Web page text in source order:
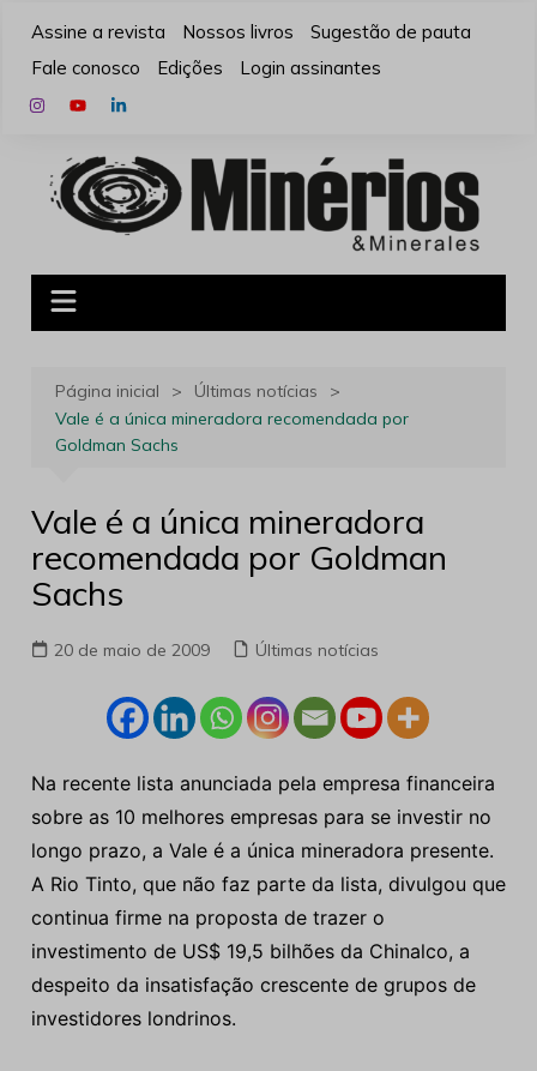
para
conteúdo
Assine a revista Nossos livros
Sugestão de pauta
Fale conosco
Edições Login assinantes
Página inicial
Últimas notícias
Vale é a única mineradora recomendada por
Goldman Sachs
Vale é a única mineradora
recomendada por Goldman
Sachs
20 de maio de 2009 Últimas notícias
Na recente lista anunciada pela empresa financeira
sobre as 10 melhores empresas para se investir no
longo prazo, a Vale é a única mineradora presente.
A Rio Tinto, que não faz parte da lista, divulgou que
continua firme na proposta de trazer o
investimento de US$ 19,5 bilhões da Chinalco, a
despeito da insatisfação crescente de grupos de
investidores londrinos.